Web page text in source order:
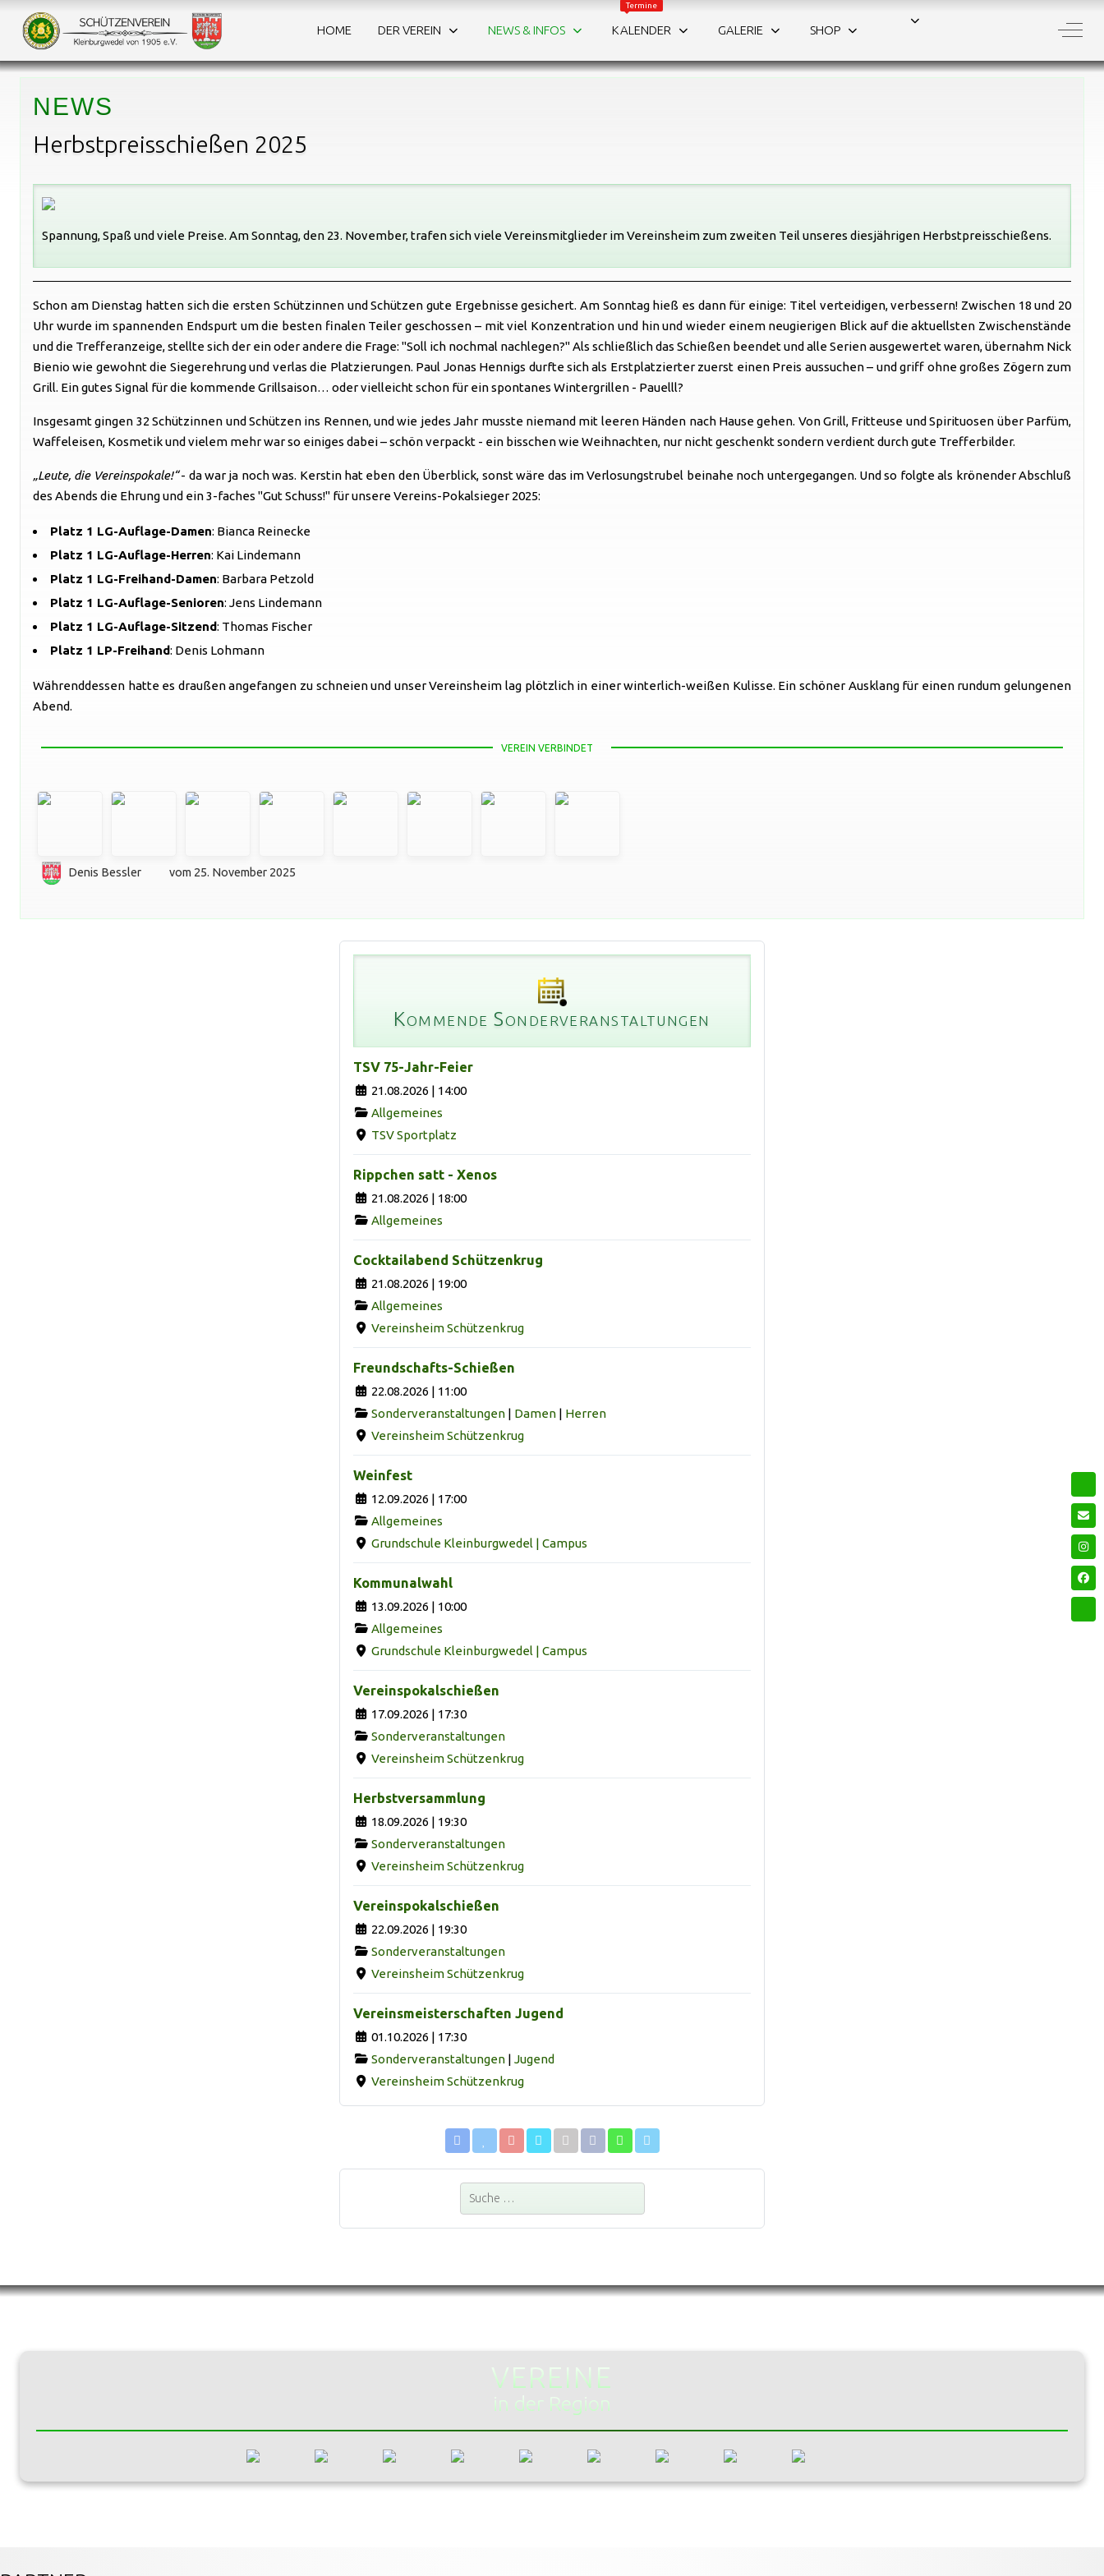
HOME DER VEREIN NEWS & INFOS KALENDER
Termine
GALERIE SHOP Off-
NEWS
NEWS
Herbstpreisschießen 2025
Spannung, Spaß und viele Preise. Am Sonntag, den 23. November, trafen sich viele Vereinsmitglieder im Vereinsheim zum zweiten Teil unseres diesjährigen Herbstpreisschießens.
Schon am Dienstag hatten sich die ersten Schützinnen und Schützen gute Ergebnisse gesichert. Am Sonntag hieß es dann für einige: Titel verteidigen, verbessern! Zwischen 18 und 20
Uhr wurde im spannenden Endspurt um die besten finalen Teiler geschossen – mit viel Konzentration und hin und wieder einem neugierigen Blick auf die aktuellsten Zwischenstände
und die Trefferanzeige, stellte sich der ein oder andere die Frage: "Soll ich nochmal nachlegen?" Als schließlich das Schießen beendet und alle Serien ausgewertet waren, übernahm Nick
Bienio wie gewohnt die Siegerehrung und verlas die Platzierungen. Paul Jonas Hennigs durfte sich als Erstplatzierter zuerst einen Preis aussuchen – und griff ohne großes Zögern zum
Grill. Ein gutes Signal für die kommende Grillsaison… oder vielleicht schon für ein spontanes Wintergrillen - Pauelll?
Insgesamt gingen 32 Schützinnen und Schützen ins Rennen, und wie jedes Jahr musste niemand mit leeren Händen nach Hause gehen. Von Grill, Fritteuse und Spirituosen über Parfüm,
Waffeleisen, Kosmetik und vielem mehr war so einiges dabei – schön verpackt - ein bisschen wie Weihnachten, nur nicht geschenkt sondern verdient durch gute Trefferbilder.
„Leute, die Vereinspokale!“- da war ja noch was. Kerstin hat eben den Überblick, sonst wäre das im Verlosungstrubel beinahe noch untergegangen. Und so folgte als krönender Abschluß
des Abends die Ehrung und ein 3-faches "Gut Schuss!" für unsere Vereins-Pokalsieger 2025:
Platz 1 LG-Auflage-Damen: Bianca Reinecke
Platz 1 LG-Auflage-Herren: Kai Lindemann
Platz 1 LG-Freihand-Damen: Barbara Petzold
Platz 1 LG-Auflage-Senioren: Jens Lindemann
Platz 1 LG-Auflage-Sitzend: Thomas Fischer
Platz 1 LP-Freihand: Denis Lohmann
Währenddessen hatte es draußen angefangen zu schneien und unser Vereinsheim lag plötzlich in einer winterlich-weißen Kulisse. Ein schöner Ausklang für einen rundum gelungenen
Abend.
VEREIN VERBINDET
Denis Bessler vom 25. November 2025
Kommende Sonderveranstaltungen
TSV 75-Jahr-Feier
21.08.2026 | 14:00
Allgemeines
TSV Sportplatz
Rippchen satt - Xenos
21.08.2026 | 18:00
Allgemeines
Cocktailabend Schützenkrug
21.08.2026 | 19:00
Allgemeines
Vereinsheim Schützenkrug
Freundschafts-Schießen
22.08.2026 | 11:00
Sonderveranstaltungen| Damen| Herren
Vereinsheim Schützenkrug
Weinfest
12.09.2026 | 17:00
Allgemeines
Grundschule Kleinburgwedel | Campus
Kommunalwahl
13.09.2026 | 10:00
Allgemeines
Grundschule Kleinburgwedel | Campus
Vereinspokalschießen
17.09.2026 | 17:30
Sonderveranstaltungen
Vereinsheim Schützenkrug
Herbstversammlung
18.09.2026 | 19:30
Sonderveranstaltungen
Vereinsheim Schützenkrug
Vereinspokalschießen
22.09.2026 | 19:30
Sonderveranstaltungen
Vereinsheim Schützenkrug
Vereinsmeisterschaften Jugend
01.10.2026 | 17:30
Sonderveranstaltungen| Jugend
Vereinsheim Schützenkrug
Suchen
VEREINE
in der Region